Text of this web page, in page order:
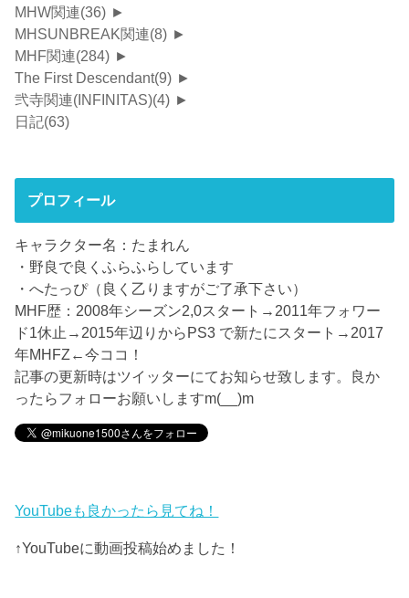
MHW関連(36) ►
MHSUNBREAK関連(8) ►
MHF関連(284) ►
The First Descendant(9) ►
弐寺関連(INFINITAS)(4) ►
日記(63)
プロフィール
キャラクター名：たまれん
・野良で良くふらふらしています
・へたっぴ（良く乙りますがご了承下さい）
MHF歴：2008年シーズン2,0スタート→2011年フォワー
ド1休止→2015年辺りからPS3 で新たにスタート→2017
年MHFZ←今ココ！
記事の更新時はツイッターにてお知らせ致します。良か
ったらフォローお願いしますm(__)m
YouTubeも良かったら見てね！
↑YouTubeに動画投稿始めました！